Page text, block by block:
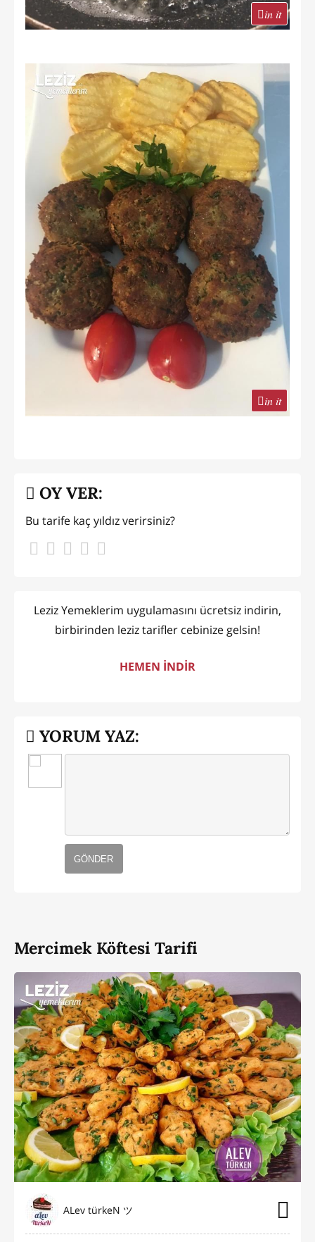
in it
in it
OY VER:
Bu tarife kaç yıldız verirsiniz?
Leziz Yemeklerim uygulamasını ücretsiz indirin,
birbirinden leziz tarifler cebinize gelsin!
HEMEN İNDİR
YORUM YAZ:
GÖNDER
Mercimek Köftesi Tarifi
ALev türkeN ツ